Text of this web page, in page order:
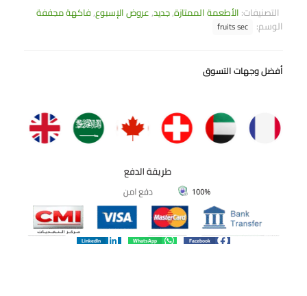
التصنيفات: الأطعمة الممتازة,جديد,عروض الإسبوع,فاكهة مجففة
الوسم: fruits sec
أفضل وجهات التسوق
Facebook
WhatsApp
LinkedIn